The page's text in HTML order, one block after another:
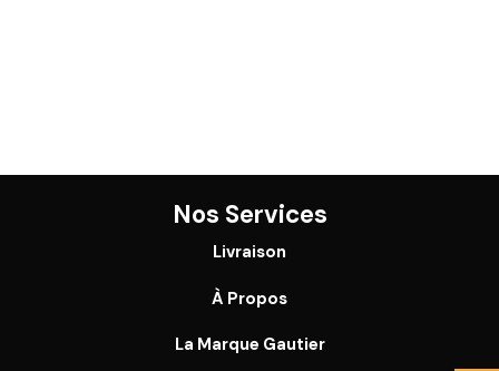
Nos Services
Livraison
À Propos
La Marque Gautier